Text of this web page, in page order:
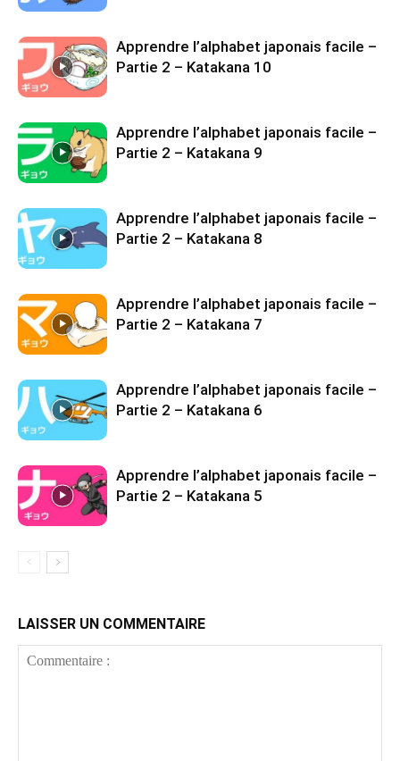
Apprendre l’alphabet japonais facile –
Partie 2 – Katakana 10
Apprendre l’alphabet japonais facile –
Partie 2 – Katakana 9
Apprendre l’alphabet japonais facile –
Partie 2 – Katakana 8
Apprendre l’alphabet japonais facile –
Partie 2 – Katakana 7
Apprendre l’alphabet japonais facile –
Partie 2 – Katakana 6
Apprendre l’alphabet japonais facile –
Partie 2 – Katakana 5
LAISSER UN COMMENTAIRE